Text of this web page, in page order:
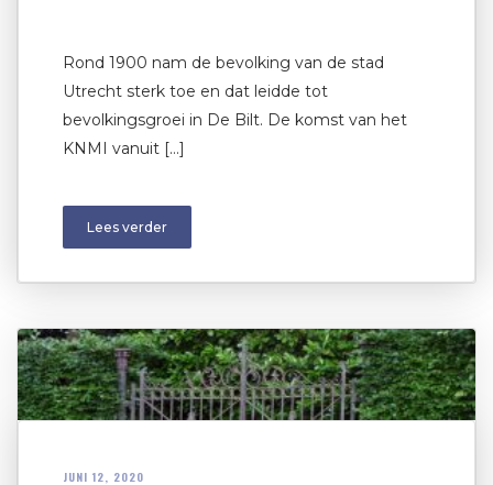
Rond 1900 nam de bevolking van de stad
Utrecht sterk toe en dat leidde tot
bevolkingsgroei in De Bilt. De komst van het
KNMI vanuit […]
Lees verder
JUNI 12, 2020